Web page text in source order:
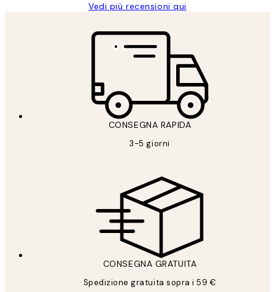
Vedi più recensioni qui
CONSEGNA RAPIDA
3-5 giorni
CONSEGNA GRATUITA
Spedizione gratuita sopra i 59 €